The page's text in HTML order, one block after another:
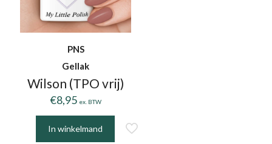
PNS
Gellak
Wilson (TPO vrij)
€8,95 ex. BTW
In winkelmand